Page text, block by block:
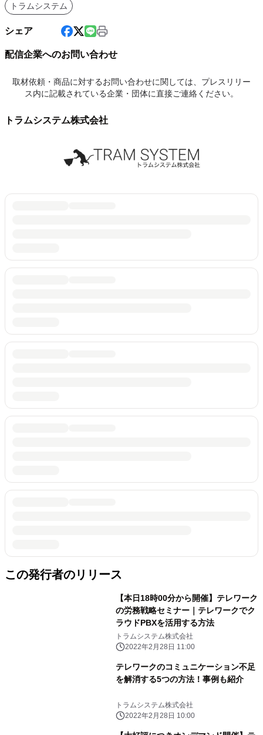
トラムシステム
シェア
配信企業へのお問い合わせ
取材依頼・商品に対するお問い合わせに関しては、プレスリリー
ス内に記載されている企業・団体に直接ご連絡ください。
トラムシステム株式会社
この発行者のリリース
【本日18時00分から開催】テレワーク
の労務戦略セミナー｜テレワークでク
ラウドPBXを活用する方法
トラムシステム株式会社
2022年2月28日 11:00
テレワークのコミュニケーション不足
を解消する5つの方法！事例も紹介
トラムシステム株式会社
2022年2月28日 10:00